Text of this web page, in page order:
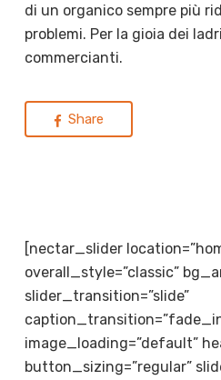
di un organico sempre più
problemi. Per la gioia dei
commercianti.
Share
[nectar_slider
overall_style=”classic”
slider_transition=”slide”
image_loading=”default”
button_sizing=”regular”